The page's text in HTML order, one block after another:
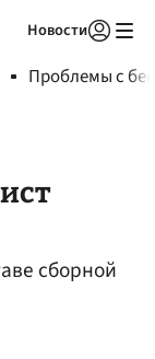
Новости
Проблемы с
сборной